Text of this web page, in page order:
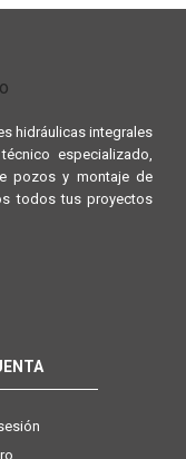
hidráulicas integrales
especializado,
pozos y montaje de
todos tus proyectos